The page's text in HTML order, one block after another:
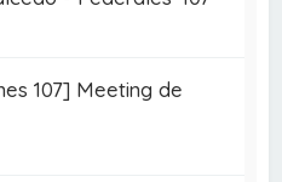
107] Meeting de